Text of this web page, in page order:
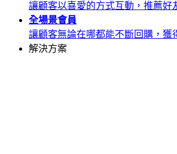
讓顧客以喜愛的方式互動，推薦好
全場景會員
讓顧客無論在哪都能不斷回購，獲
解決方案